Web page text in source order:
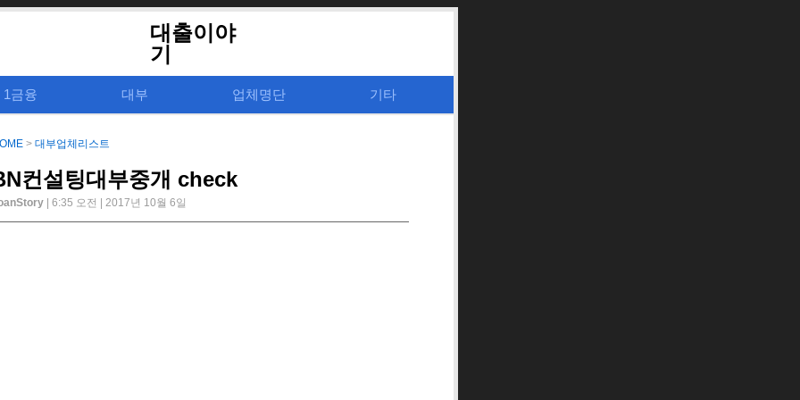
대출이야
기
1금융 대부 업체명단 기타
> 대부업체리스트
컨설팅대부중개 check
| 6:35 오전 | 2017년 10월 6일